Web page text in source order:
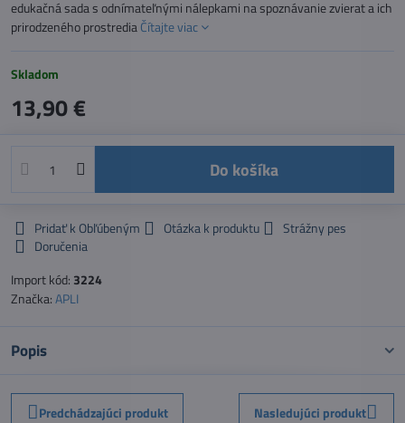
edukačná sada s odnímateľnými nálepkami na spoznávanie zvierat a ich
prirodzeného prostrediaČítajte viac
Skladom
13,90 €
Do košíka
Pridať k Obľúbeným Otázka k produktu
Strážny pes
Doručenia
Import kód: 3224
Značka:APLI
Popis
Predchádzajúci produkt Nasledujúci produkt